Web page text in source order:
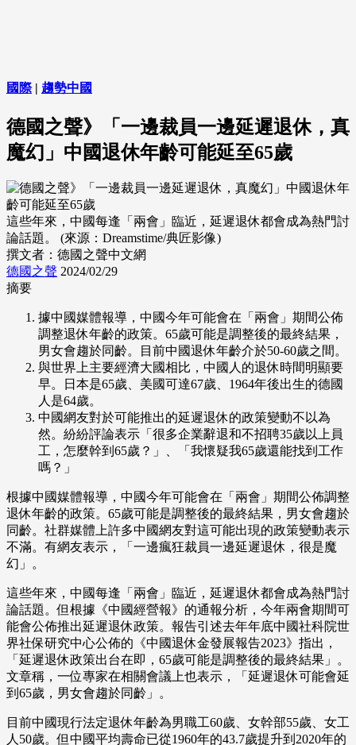
國際| 趨勢中國
德國之聲》「一邊裁員一邊延遲退休，真
魔幻」中國退休年齡可能延至65歲
這些年來，中國每逢「兩會」臨近，延遲退休都會成為熱門討
論話題。 (來源：Dreamstime/典匠影像)
撰文者：德國之聲中文網
德國之聲 2024/02/29
摘要
據中國媒體報導，中國今年可能會在「兩會」期間公佈
調整退休年齡的政策。65歲可能是調整後的最終結果，
男女會趨於同齡。目前中國退休年齡介於50-60歲之間。
與世界上主要經濟大國相比，中國人的退休時間明顯要
早。日本是65歲、美國可達67歲、1964年後出生的德國
人是64歲。
中國網友對於可能推出的延遲退休的政策變動不以為
然。紛紛評論表示「很多企業辭退和不招聘35歲以上員
工，怎麼幹到65歲？」、「我懷疑我65歲還能找到工作
嗎？」
根據中國媒體報導，中國今年可能會在「兩會」期間公佈調整
退休年齡的政策。65歲可能是調整後的最終結果，男女會趨於
同齡。社群媒體上許多中國網友對這可能出現的政策變動表示
不滿。有網友表示，「一邊瘋狂裁員一邊延遲退休，很是魔
幻」。
這些年來，中國每逢「兩會」臨近，延遲退休都會成為熱門討
論話題。但根據《中國經營報》的通報分析，今年兩會期間可
能會公佈推出延遲退休政策。報告引述去年年底中國社科院世
界社保研究中心公佈的《中國退休金發展報告2023》指出，
「延遲退休政策出台在即，65歲可能是調整後的最終結果」。
文章稱，一位專家在相關會議上也表示，「延遲退休可能會延
到65歲，男女會趨於同齡」。
目前中國現行法定退休年齡為男職工60歲、女幹部55歲、女工
人50歲。但中國平均壽命已從1960年的43.7歲提升到2020年的